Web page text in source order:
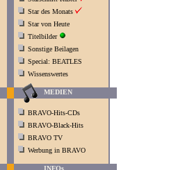
Star des Monats
Star von Heute
Titelbilder
Sonstige Beilagen
Special: BEATLES
Wissenswertes
MEDIEN
BRAVO-Hits-CDs
BRAVO-Black-Hits
BRAVO TV
Werbung in BRAVO
INFOs